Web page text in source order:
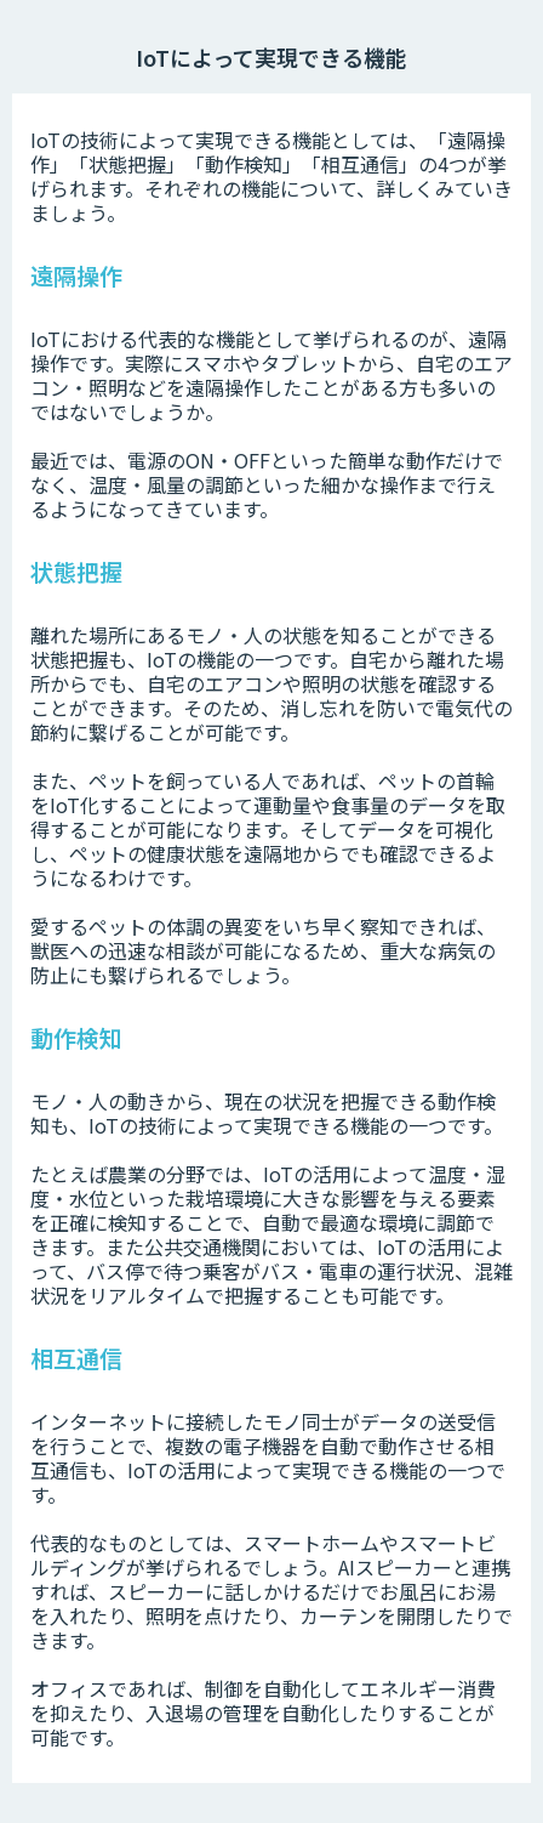
IoTによって実現できる機能
IoTの技術によって実現できる機能としては、「遠隔操
作」「状態把握」「動作検知」「相互通信」の4つが挙
げられます。それぞれの機能について、詳しくみていき
ましょう。
遠隔操作
IoTにおける代表的な機能として挙げられるのが、遠隔
操作です。実際にスマホやタブレットから、自宅のエア
コン・照明などを遠隔操作したことがある方も多いの
ではないでしょうか。
最近では、電源のON・OFFといった簡単な動作だけで
なく、温度・風量の調節といった細かな操作まで行え
るようになってきています。
状態把握
離れた場所にあるモノ・人の状態を知ることができる
状態把握も、IoTの機能の一つです。自宅から離れた場
所からでも、自宅のエアコンや照明の状態を確認する
ことができます。そのため、消し忘れを防いで電気代の
節約に繋げることが可能です。
また、ペットを飼っている人であれば、ペットの首輪
をIoT化することによって運動量や食事量のデータを取
得することが可能になります。そしてデータを可視化
し、ペットの健康状態を遠隔地からでも確認できるよ
うになるわけです。
愛するペットの体調の異変をいち早く察知できれば、
獣医への迅速な相談が可能になるため、重大な病気の
防止にも繋げられるでしょう。
動作検知
モノ・人の動きから、現在の状況を把握できる動作検
知も、IoTの技術によって実現できる機能の一つです。
たとえば農業の分野では、IoTの活用によって温度・湿
度・水位といった栽培環境に大きな影響を与える要素
を正確に検知することで、自動で最適な環境に調節で
きます。また公共交通機関においては、IoTの活用によ
って、バス停で待つ乗客がバス・電車の運行状況、混雑
状況をリアルタイムで把握することも可能です。
相互通信
インターネットに接続したモノ同士がデータの送受信
を行うことで、複数の電子機器を自動で動作させる相
互通信も、IoTの活用によって実現できる機能の一つで
す。
代表的なものとしては、スマートホームやスマートビ
ルディングが挙げられるでしょう。AIスピーカーと連携
すれば、スピーカーに話しかけるだけでお風呂にお湯
を入れたり、照明を点けたり、カーテンを開閉したりで
きます。
オフィスであれば、制御を自動化してエネルギー消費
を抑えたり、入退場の管理を自動化したりすることが
可能です。